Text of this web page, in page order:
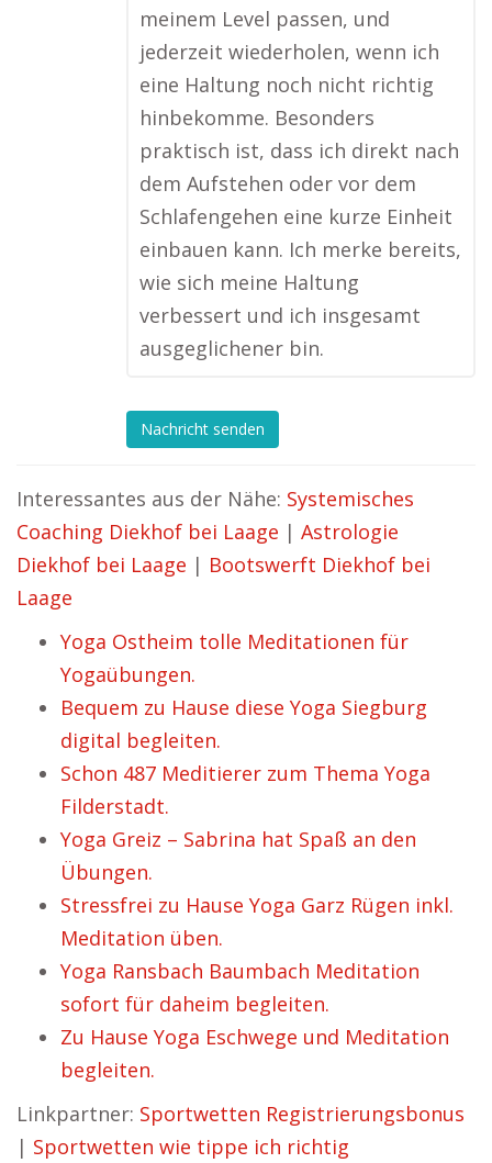
meinem Level passen, und
jederzeit wiederholen, wenn ich
eine Haltung noch nicht richtig
hinbekomme. Besonders
praktisch ist, dass ich direkt nach
dem Aufstehen oder vor dem
Schlafengehen eine kurze Einheit
einbauen kann. Ich merke bereits,
wie sich meine Haltung
verbessert und ich insgesamt
ausgeglichener bin.
Nachricht senden
Interessantes aus der Nähe: Systemisches
Coaching Diekhof bei Laage | Astrologie
Diekhof bei Laage | Bootswerft Diekhof bei
Laage
Yoga Ostheim tolle Meditationen für
Yogaübungen.
Bequem zu Hause diese Yoga Siegburg
digital begleiten.
Schon 487 Meditierer zum Thema Yoga
Filderstadt.
Yoga Greiz – Sabrina hat Spaß an den
Übungen.
Stressfrei zu Hause Yoga Garz Rügen inkl.
Meditation üben.
Yoga Ransbach Baumbach Meditation
sofort für daheim begleiten.
Zu Hause Yoga Eschwege und Meditation
begleiten.
Linkpartner: Sportwetten Registrierungsbonus
| Sportwetten wie tippe ich richtig